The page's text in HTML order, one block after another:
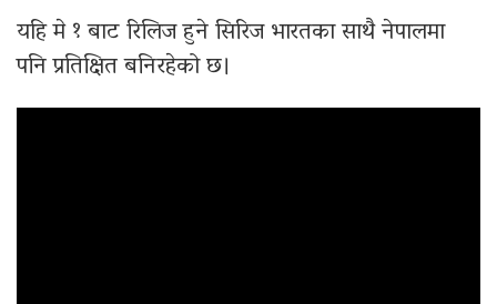
यहि मे १ बाट रिलिज हुने सिरिज भारतका साथै नेपालमा
पनि प्रतिक्षित बनिरहेको छ।